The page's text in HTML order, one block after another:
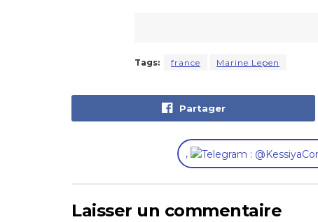
Tags: france Marine Lepen
Partager
,
Laisser un commentaire